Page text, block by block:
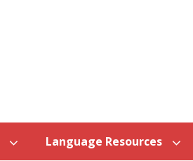
Language Resources